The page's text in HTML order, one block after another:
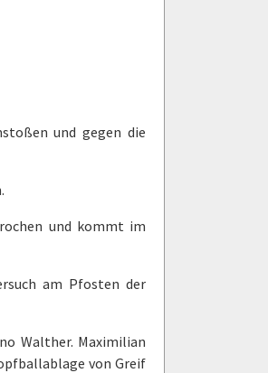
und gegen die
und kommt im
am Pfosten der
Walther. Maximilian
von Greif